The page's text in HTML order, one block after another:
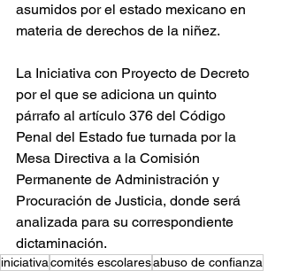
asumidos por el estado mexicano en
materia de derechos de la niñez.
La Iniciativa con Proyecto de Decreto
por el que se adiciona un quinto
párrafo al artículo 376 del Código
Penal del Estado fue turnada por la
Mesa Directiva a la Comisión
Permanente de Administración y
Procuración de Justicia, donde será
analizada para su correspondiente
dictaminación.
iniciativacomités escolaresabuso de confianza